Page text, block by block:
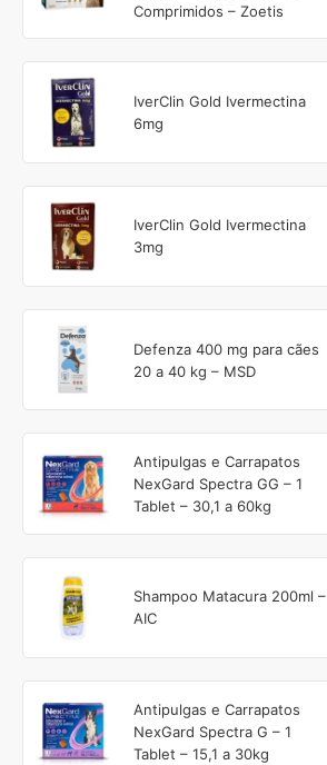
Comprimidos – Zoetis
IverClin Gold Ivermectina
6mg
IverClin Gold Ivermectina
3mg
Defenza 400 mg para cães
20 a 40 kg – MSD
Antipulgas e Carrapatos
NexGard Spectra GG – 1
Tablet – 30,1 a 60kg
Shampoo Matacura 200ml –
AIC
Antipulgas e Carrapatos
NexGard Spectra G – 1
Tablet – 15,1 a 30kg